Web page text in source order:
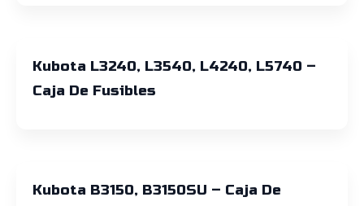
Kubota L3240, L3540, L4240, L5740 –
Caja De Fusibles
Kubota B3150, B3150SU – Caja De